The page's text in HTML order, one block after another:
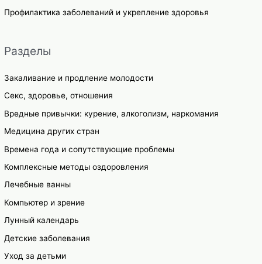
Профилактика заболеваний и укрепление здоровья
Разделы
Закаливание и продление молодости
Секс, здоровье, отношения
Вредные привычки: курение, алкоголизм, наркомания
Медицина других стран
Времена года и сопутствующие проблемы
Комплексные методы оздоровления
Лечебные ванны
Компьютер и зрение
Лунный календарь
Детские заболевания
Уход за детьми